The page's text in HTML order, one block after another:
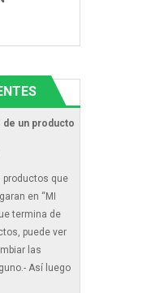
de un producto
productos que
en “MI
termina de
puede ver
las
Así luego